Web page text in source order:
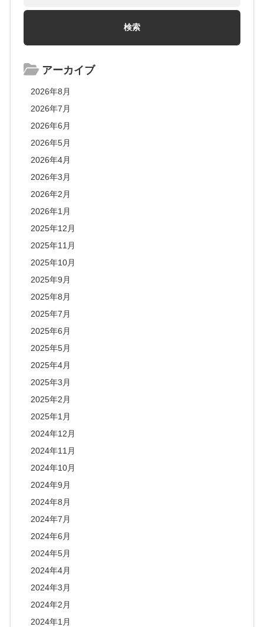
アーカイブ
2026年8月
2026年7月
2026年6月
2026年5月
2026年4月
2026年3月
2026年2月
2026年1月
2025年12月
2025年11月
2025年10月
2025年9月
2025年8月
2025年7月
2025年6月
2025年5月
2025年4月
2025年3月
2025年2月
2025年1月
2024年12月
2024年11月
2024年10月
2024年9月
2024年8月
2024年7月
2024年6月
2024年5月
2024年4月
2024年3月
2024年2月
2024年1月